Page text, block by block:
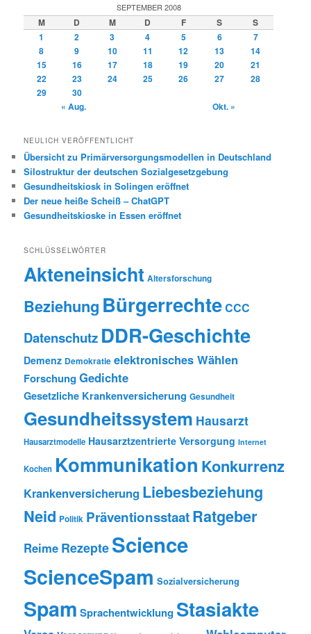
SEPTEMBER 2008
M D M D F S
S
1
2 3 4 5 6
7
8
9 10 11 12 13
14
15
16 17 18 19 20
21
22
23 24 25 26 27
28
29
30
« Aug.
Okt. »
NEULICH VERÖFFENTLICHT
Übersicht zu Primärversorgungsmodellen in Deutschland
Silostruktur der deutschen Sozialgesetzgebung
Gesundheitskiosk in Solingen eröffnet
Der neue heiße Scheiß – ChatGPT
Gesundheitskioske in Essen eröffnet
SCHLÜSSELWÖRTER
Akteneinsicht Altersforschung
Beziehung BürgerrechteCCC
Datenschutz DDR-Geschichte
Demenz Demokratie elektronisches Wählen
Forschung Gedichte
Gesetzliche Krankenversicherung Gesundheit
Gesundheitssystem Hausarzt
Hausarztmodelle Hausarztzentrierte Versorgung Internet
Kochen Kommunikation Konkurrenz
Krankenversicherung Liebesbeziehung
Neid Politik PräventionsstaatRatgeber
Reime Rezepte Science
ScienceSpam Sozialversicherung
Spam Sprachentwicklung Stasiakte